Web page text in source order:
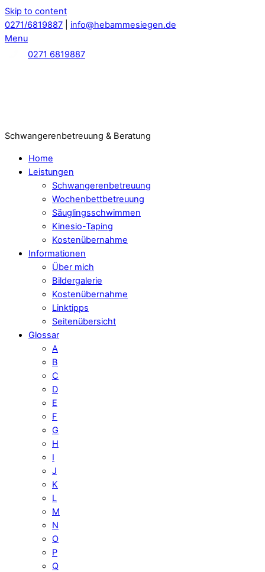
Skip to content
0271/6819887
info@hebammesiegen.de
Menu
0271 6819887
Schwangerenbetreuung & Beratung
Home
Leistungen
Schwangerenbetreuung
Wochenbettbetreuung
Säuglingsschwimmen
Kinesio-Taping
Kostenübernahme
Informationen
Über mich
Bildergalerie
Kostenübernahme
Linktipps
Seitenübersicht
Glossar
A
B
C
D
E
F
G
H
I
J
K
L
M
N
O
P
Q